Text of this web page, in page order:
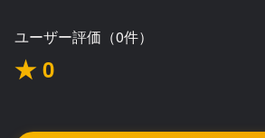
ユーザー評価（0件）
★ 0